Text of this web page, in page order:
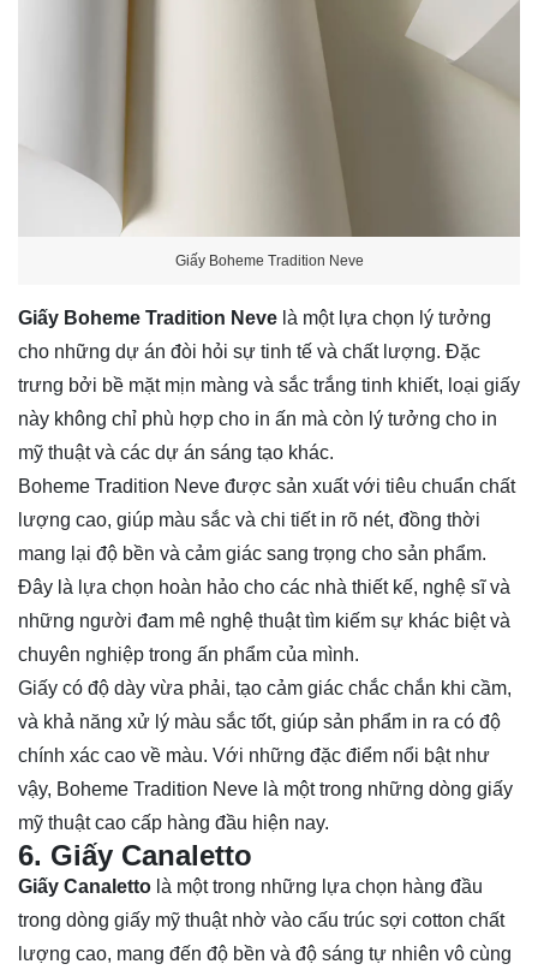
Giấy Boheme Tradition Neve
Giấy Boheme Tradition Neve là một lựa chọn lý tưởng
cho những dự án đòi hỏi sự tinh tế và chất lượng. Đặc
trưng bởi bề mặt mịn màng và sắc trắng tinh khiết, loại giấy
này không chỉ phù hợp cho in ấn mà còn lý tưởng cho in
mỹ thuật và các dự án sáng tạo khác.
Boheme Tradition Neve được sản xuất với tiêu chuẩn chất
lượng cao, giúp màu sắc và chi tiết in rõ nét, đồng thời
mang lại độ bền và cảm giác sang trọng cho sản phẩm.
Đây là lựa chọn hoàn hảo cho các nhà thiết kế, nghệ sĩ và
những người đam mê nghệ thuật tìm kiếm sự khác biệt và
chuyên nghiệp trong ấn phẩm của mình.
Giấy có độ dày vừa phải, tạo cảm giác chắc chắn khi cầm,
và khả năng xử lý màu sắc tốt, giúp sản phẩm in ra có độ
chính xác cao về màu. Với những đặc điểm nổi bật như
vậy, Boheme Tradition Neve là một trong những dòng giấy
mỹ thuật cao cấp hàng đầu hiện nay.
6. Giấy Canaletto
Giấy Canaletto là một trong những lựa chọn hàng đầu
trong dòng giấy mỹ thuật nhờ vào cấu trúc sợi cotton chất
lượng cao, mang đến độ bền và độ sáng tự nhiên vô cùng